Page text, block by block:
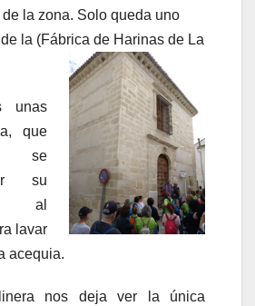
la zona. Solo queda uno
la (Fábrica de Harinas de La
unas
que
se
su
al
lavar
acequia.
nos deja ver la única